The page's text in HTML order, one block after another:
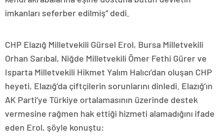
imkanları seferber edilmiş” dedi.
CHP Elazığ Milletvekili Gürsel Erol, Bursa Milletvekili
Orhan Sarıbal, Niğde Milletvekili Ömer Fethi Gürer ve
Isparta Milletvekili Hikmet Yalım Halıcı’dan oluşan CHP
heyeti, Elazığ’da çiftçilerin sorunlarını dinledi. Elazığ’ın
AK Parti’ye Türkiye ortalamasının üzerinde destek
vermesine rağmen hak ettiği hizmeti alamadığını ifade
eden Erol, şöyle konuştu: